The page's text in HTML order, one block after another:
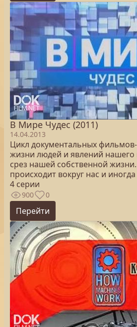
В Мире Чудес (2011)
14.04.2013
Цикл документальных
жизни людей и явлений
срез нашей собственной
происходит вокруг нас и
4 серии
900 0
Перейти